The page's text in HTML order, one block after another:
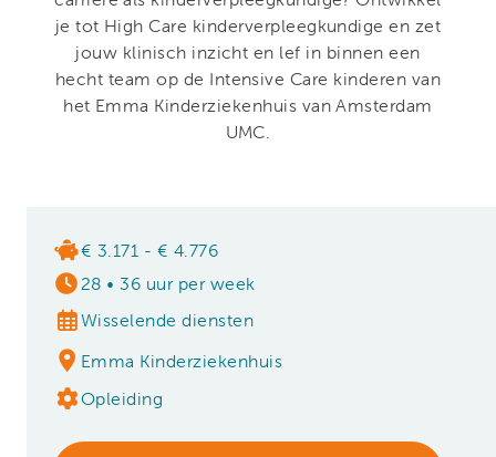
je tot High Care kinderverpleegkundige en zet
jouw klinisch inzicht en lef in binnen een
hecht team op de Intensive Care kinderen van
het Emma Kinderziekenhuis van Amsterdam
UMC.
€ 3.171 - € 4.776
28 • 36 uur per week
Wisselende diensten
Emma Kinderziekenhuis
Opleiding